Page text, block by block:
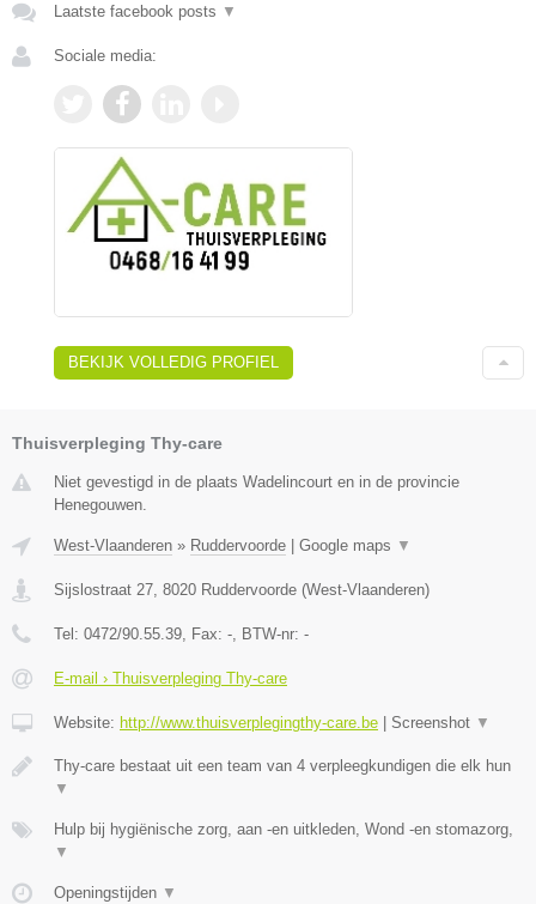
Laatste facebook posts ▼
Sociale media:
BEKIJK VOLLEDIG PROFIEL
Thuisverpleging Thy-care
Niet gevestigd in de plaats Wadelincourt en in de provincie
Henegouwen.
West-Vlaanderen » Ruddervoorde Google maps ▼
Sijslostraat 27, 8020 Ruddervoorde (West-Vlaanderen)
Tel: 0472/90.55.39, Fax: -, BTW-nr: -
E-mail › Thuisverpleging Thy-care
Website: http://www.thuisverplegingthy-care.be Screenshot ▼
Thy-care bestaat uit een team van 4 verpleegkundigen die elk hun
▼
Hulp bij hygiënische zorg, aan -en uitkleden, Wond -en stomazorg,
▼
Openingstijden ▼